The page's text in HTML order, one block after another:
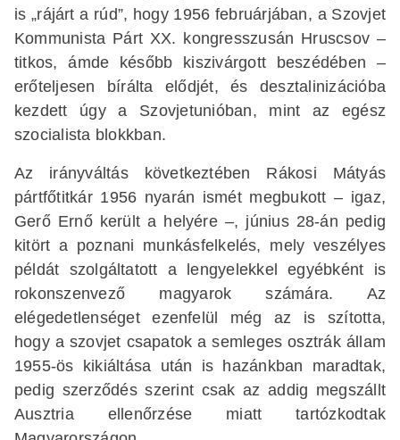
is „rájárt a rúd”, hogy 1956 februárjában, a Szovjet
Kommunista Párt XX. kongresszusán Hruscsov –
titkos, ámde később kiszivárgott beszédében –
erőteljesen bírálta elődjét, és desztalinizációba
kezdett úgy a Szovjetunióban, mint az egész
szocialista blokkban.
Az irányváltás következtében Rákosi Mátyás
pártfőtitkár 1956 nyarán ismét megbukott – igaz,
Gerő Ernő került a helyére –, június 28-án pedig
kitört a poznani munkásfelkelés, mely veszélyes
példát szolgáltatott a lengyelekkel egyébként is
rokonszenvező magyarok számára. Az
elégedetlenséget ezenfelül még az is szította,
hogy a szovjet csapatok a semleges osztrák állam
1955-ös kikiáltása után is hazánkban maradtak,
pedig szerződés szerint csak az addig megszállt
Ausztria ellenőrzése miatt tartózkodtak